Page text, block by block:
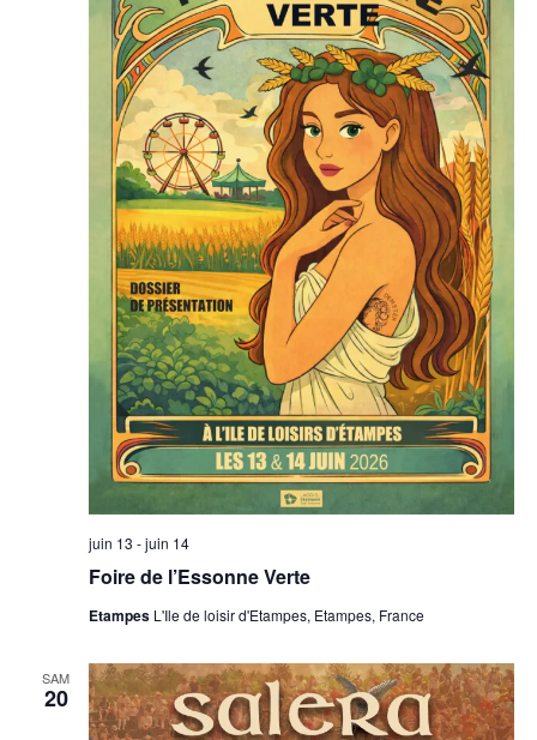
Foire de l’Essonne Verte
juin 13 -juin 14
Etampes L'Ile de loisir d'Etampes, Etampes, France
SAM
20